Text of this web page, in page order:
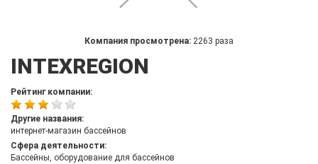
Компания просмотрена: 2263 раза
INTEXREGION
Рейтинг компании:
Другие названия:
интернет-магазин бассейнов
Сфера деятельности:
Бассейны, оборудование для бассейнов